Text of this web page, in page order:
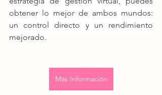
obtener lo mejor de ambos mundos:
un control directo y un rendimiento
mejorado.
Más Información